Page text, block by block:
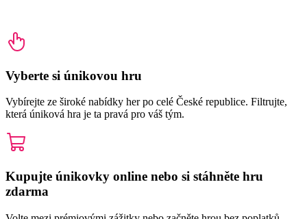
Vyberte si únikovou hru
Vybírejte ze široké nabídky her po celé České republice. Filtrujte,
která úniková hra je ta pravá pro váš tým.
Kupujte únikovky online nebo si stáhněte hru
zdarma